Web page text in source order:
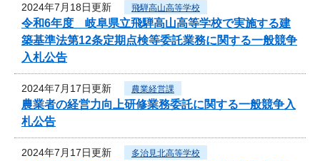
2024年7月18日更新 飛騨高山高等学校
令和6年度 岐阜県立飛騨高山高等学校で実施する建
築基準法第12条定期点検等委託業務に関する一般競争
入札公告
2024年7月17日更新 農業経営課
農業者の経営力向上研修業務委託に関する一般競争入
札公告
2024年7月17日更新 多治見北高等学校